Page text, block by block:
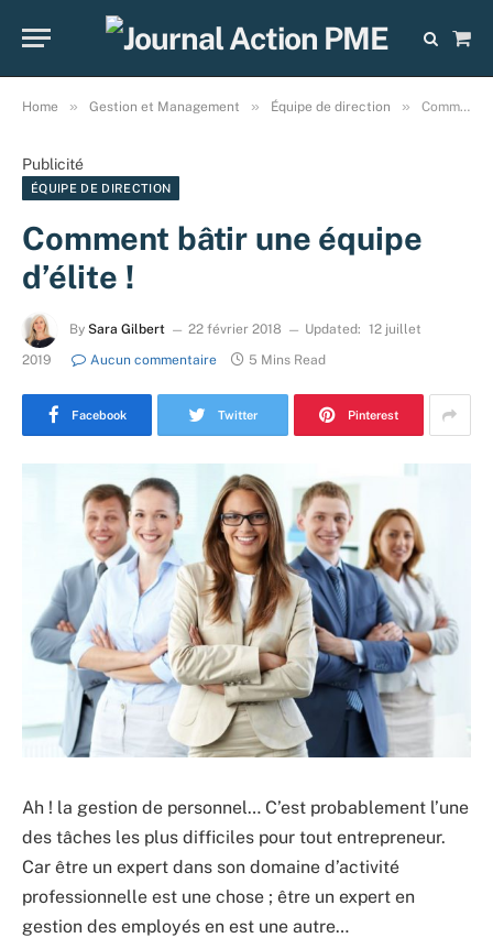
Cart
Home » Gestion et Management » Équipe de direction » Comment bâtir une équipe d’élite !
Publicité
ÉQUIPE DE DIRECTION
Comment bâtir une équipe
d’élite !
By Sara Gilbert 22 février 2018 Updated: 12 juillet
2019
Aucun commentaire 5 Mins Read
Facebook Twitter Pinterest
Ah ! la gestion de personnel… C’est probablement l’une
des tâches les plus difficiles pour tout entrepreneur.
Car être un expert dans son domaine d’activité
professionnelle est une chose ; être un expert en
gestion des employés en est une autre…